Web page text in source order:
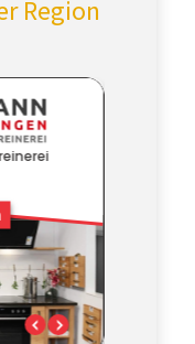
Region